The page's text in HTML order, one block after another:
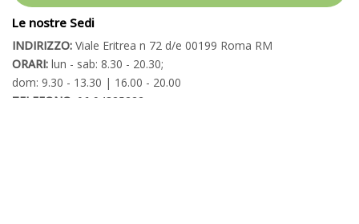
Le nostre Sedi
INDIRIZZO: Viale Eritrea n 72 d/e 00199 Roma RM
ORARI: lun - sab: 8.30 - 20.30;
dom: 9.30 - 13.30 | 16.00 - 20.00
TELEFONO: 06 94325222